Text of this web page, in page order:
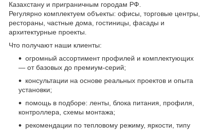
Казахстану и приграничным городам РФ.
Регулярно комплектуем объекты: офисы, торговые центры,
рестораны, частные дома, гостиницы, фасады и
архитектурные проекты.
Что получают наши клиенты:
огромный ассортимент профилей и комплектующих
— от базовых до премиум-серий;
консультации на основе реальных проектов и опыта
установки;
помощь в подборе: ленты, блока питания, профиля,
контроллера, схемы монтажа;
рекомендации по тепловому режиму, яркости, типу